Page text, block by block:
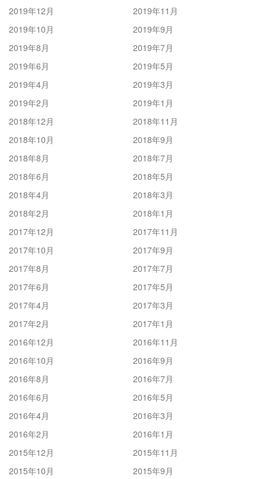
2019年12月
2019年11月
2019年10月
2019年9月
2019年8月
2019年7月
2019年6月
2019年5月
2019年4月
2019年3月
2019年2月
2019年1月
2018年12月
2018年11月
2018年10月
2018年9月
2018年8月
2018年7月
2018年6月
2018年5月
2018年4月
2018年3月
2018年2月
2018年1月
2017年12月
2017年11月
2017年10月
2017年9月
2017年8月
2017年7月
2017年6月
2017年5月
2017年4月
2017年3月
2017年2月
2017年1月
2016年12月
2016年11月
2016年10月
2016年9月
2016年8月
2016年7月
2016年6月
2016年5月
2016年4月
2016年3月
2016年2月
2016年1月
2015年12月
2015年11月
2015年10月
2015年9月